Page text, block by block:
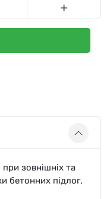
зовнішніх та
бетонних підлог,